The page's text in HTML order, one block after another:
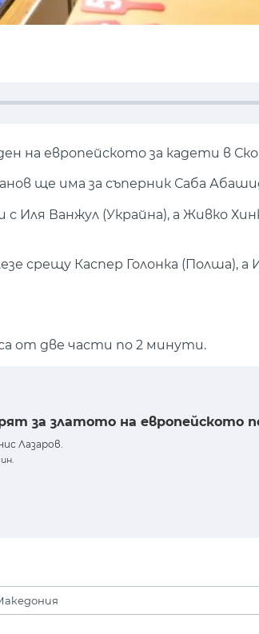
на европейското за кадети в
ще има за съперник Саба
Иля Ванжул (Украйна), а Живко
срещу Каспер Голонка (Полша), а
от две части по 2 минути.
за златото на европейското
Лазаров.